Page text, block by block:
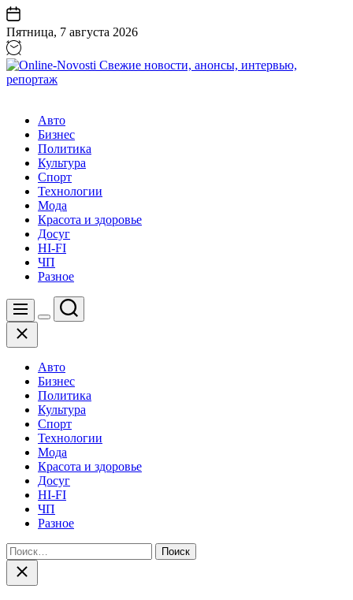
Перейти
к
содержанию
Пятница, 7 августа 2026
Свежие
новости,
анонсы,
интервью,
репортаж
Авто
Бизнес
Политика
Культура
Спорт
Технологии
Мода
Красота и здоровье
Досуг
HI-FI
ЧП
Разное
Меню
Цвет
Поиск
Закрыть
Авто
Бизнес
Политика
Культура
Спорт
Технологии
Мода
Красота и здоровье
Досуг
HI-FI
ЧП
Разное
Найти:
Закрыть
поиск